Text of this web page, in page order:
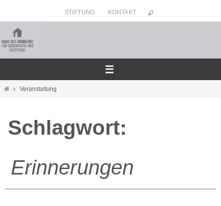
Inhalt
springen
STIFTUNG KONTAKT
HomeVeranstaltung
Schlagwort:
Erinnerungen